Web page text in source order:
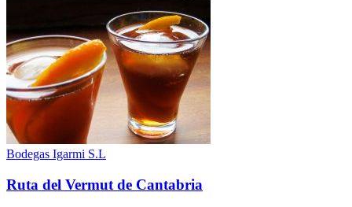
Bodegas Igarmi S.L
Ruta del Vermut de Cantabria